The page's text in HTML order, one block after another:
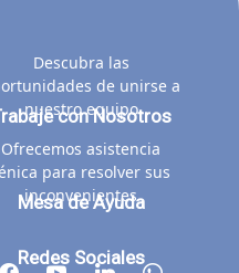
Descubra las
de unirse a
nuestro equipo
con Nosotros
Ofrecemos asistencia
para resolver sus
inconvenientes
Mesa de Ayuda
Redes Sociales